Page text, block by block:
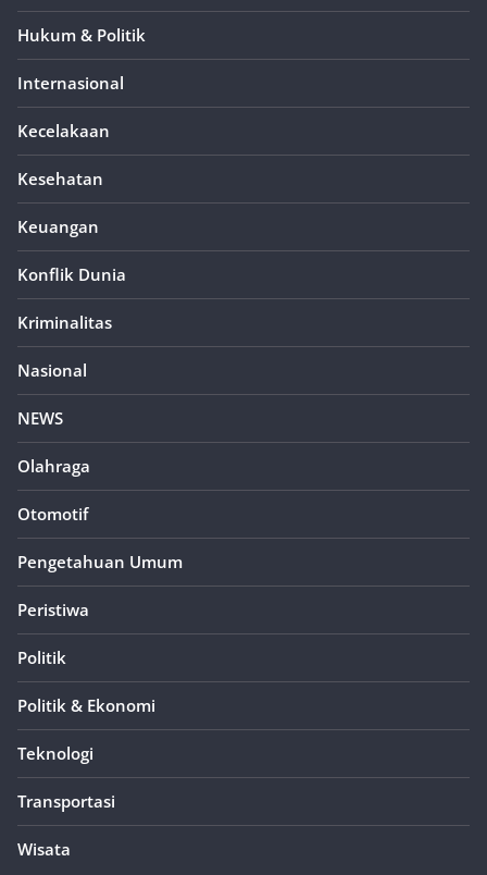
Hukum & Politik
Internasional
Kecelakaan
Kesehatan
Keuangan
Konflik Dunia
Kriminalitas
Nasional
NEWS
Olahraga
Otomotif
Pengetahuan Umum
Peristiwa
Politik
Politik & Ekonomi
Teknologi
Transportasi
Wisata